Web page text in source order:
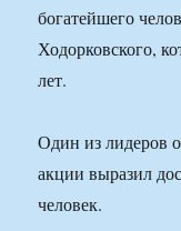
богатейшего
Ходорковского,
лет.
Один из лидеров
акции выразил
человек.